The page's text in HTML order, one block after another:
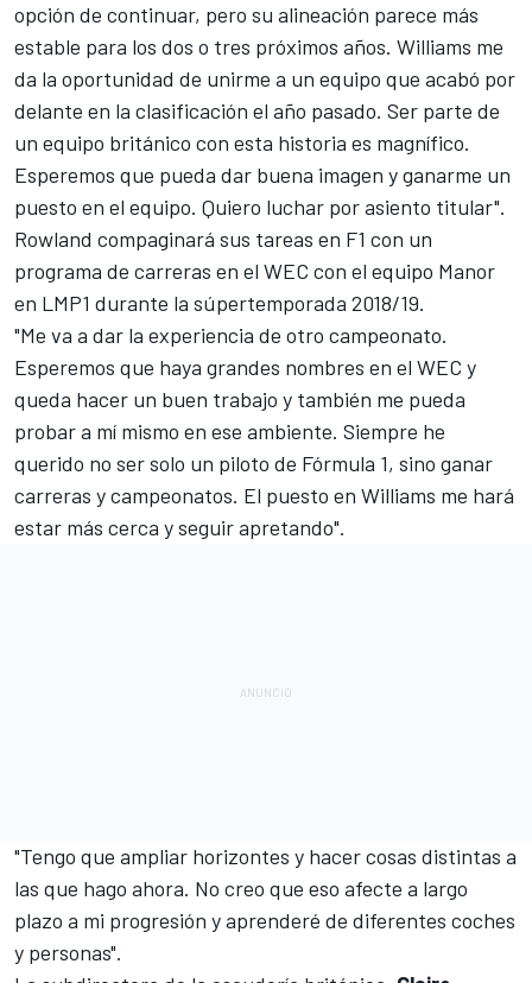
opción de continuar, pero su alineación parece más
estable para los dos o tres próximos años. Williams me
da la oportunidad de unirme a un equipo que acabó por
delante en la clasificación el año pasado. Ser parte de
un equipo británico con esta historia es magnífico.
Esperemos que pueda dar buena imagen y ganarme un
puesto en el equipo. Quiero luchar por asiento titular".
Rowland compaginará sus tareas en F1 con un
programa de carreras en el WEC con el equipo Manor
en LMP1 durante la súpertemporada 2018/19.
"Me va a dar la experiencia de otro campeonato.
Esperemos que haya grandes nombres en el WEC y
queda hacer un buen trabajo y también me pueda
probar a mí mismo en ese ambiente. Siempre he
querido no ser solo un piloto de Fórmula 1, sino ganar
carreras y campeonatos. El puesto en Williams me hará
estar más cerca y seguir apretando".
"Tengo que ampliar horizontes y hacer cosas distintas a
las que hago ahora. No creo que eso afecte a largo
plazo a mi progresión y aprenderé de diferentes coches
y personas".